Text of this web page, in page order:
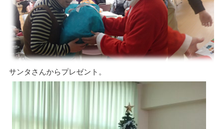
サンタさんからプレゼント。